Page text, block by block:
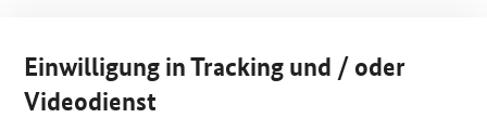
Einwilligung in Tracking und / oder
Videodienst